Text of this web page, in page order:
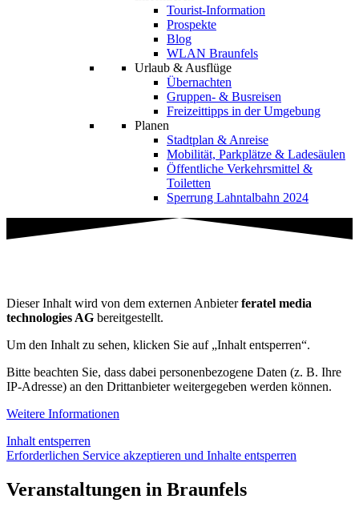
Tourist-Information
Prospekte
Blog
WLAN Braunfels
Urlaub & Ausflüge
Übernachten
Gruppen- & Busreisen
Freizeittipps in der Umgebung
Planen
Stadtplan & Anreise
Mobilität, Parkplätze & Ladesäulen
Öffentliche Verkehrsmittel &
Toiletten
Sperrung Lahntalbahn 2024
Dieser Inhalt wird von dem externen Anbieterferatel media
technologies AG bereitgestellt.
Um den Inhalt zu sehen, klicken Sie auf „Inhalt entsperren“.
Bitte beachten Sie, dass dabei personenbezogene Daten (z. B. Ihre
IP-Adresse) an den Drittanbieter weitergegeben werden können.
Weitere Informationen
Inhalt entsperren
Erforderlichen Service akzeptieren und Inhalte entsperren
Veranstaltungen in Braunfels